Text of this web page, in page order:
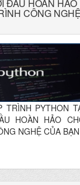
ĐẦU HOÀN HẢO
CÔNG NGHỆ
TRÌNH PYTHON
HOÀN HẢO
NGHỆ CỦA BẠN